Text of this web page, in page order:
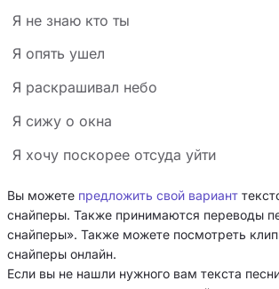
Я не знаю кто ты
Я опять ушел
Я раскрашивал небо
Я сижу о окна
Я хочу поскорее отсуда уйти
Вы можете предложить свой вариант
снайперы. Также принимаются переводы
снайперы». Также можете посмотреть
снайперы онлайн.
Если вы не нашли нужного вам текста